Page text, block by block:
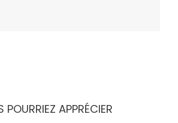
POURRIEZ APPRÉCIER